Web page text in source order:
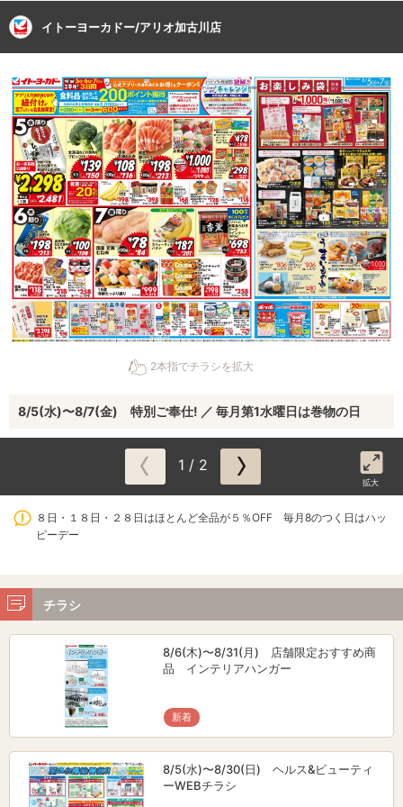
イトーヨーカドー/アリオ加古川店
2本指でチラシを拡大
8/5(水)〜8/7(金) 特別ご奉仕! ／ 毎月第1水曜日は巻物の日
1 / 2
拡大
８日・１８日・２８日はほとんど全品が５％OFF 毎月8のつく日はハッ
ピーデー
チラシ
8/6(木)〜8/31(月) 店舗限定おすすめ商
品 インテリアハンガー
新着
8/5(水)〜8/30(日) ヘルス&ビューティ
ーWEBチラシ